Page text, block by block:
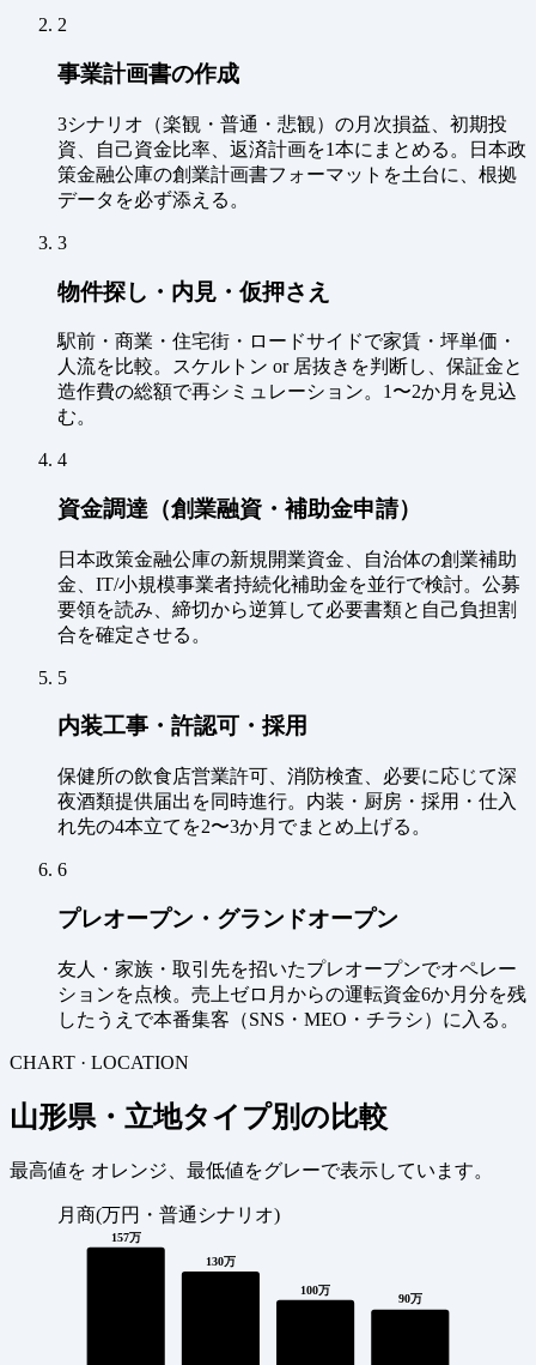
2
事業計画書の作成
3シナリオ（楽観・普通・悲観）の月次損益、初期投
資、自己資金比率、返済計画を1本にまとめる。日本政
策金融公庫の創業計画書フォーマットを土台に、根拠
データを必ず添える。
3
物件探し・内見・仮押さえ
駅前・商業・住宅街・ロードサイドで家賃・坪単価・
人流を比較。スケルトン or 居抜きを判断し、保証金と
造作費の総額で再シミュレーション。1〜2か月を見込
む。
4
資金調達（創業融資・補助金申請）
日本政策金融公庫の新規開業資金、自治体の創業補助
金、IT/小規模事業者持続化補助金を並行で検討。公募
要領を読み、締切から逆算して必要書類と自己負担割
合を確定させる。
5
内装工事・許認可・採用
保健所の飲食店営業許可、消防検査、必要に応じて深
夜酒類提供届出を同時進行。内装・厨房・採用・仕入
れ先の4本立てを2〜3か月でまとめ上げる。
6
プレオープン・グランドオープン
友人・家族・取引先を招いたプレオープンでオペレー
ションを点検。売上ゼロ月からの運転資金6か月分を残
したうえで本番集客（SNS・MEO・チラシ）に入る。
CHART · LOCATION
山形県・立地タイプ別の比較
最高値を オレンジ、最低値をグレーで表示しています。
月商(万円・普通シナリオ)
157万
130万
100万
90万